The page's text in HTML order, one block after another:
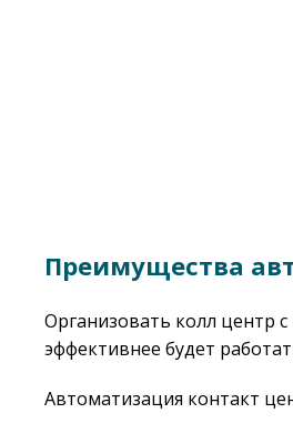
Преимущества
Организовать колл центр
эффективнее будет
Автоматизация контакт